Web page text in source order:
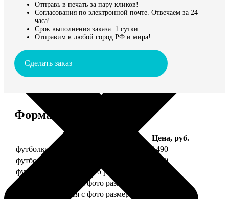
Отправь в печать за пару кликов!
Согласования по электронной почте. Отвечаем за 24
часа!
Срок выполнения заказа: 1 сутки
Отправим в любой город РФ и мира!
Сделать заказ
Форматы и цены
Цена, руб.
футболка детская с фото рост 118 см
1490
футболка детская с фото рост 128 см
1490
футболка детская с фото рост 134 см
футболка женская с фото размер S
футболка женская с фото размер M